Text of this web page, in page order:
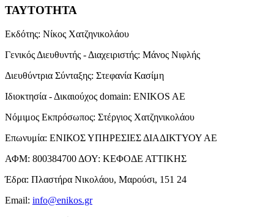
ΤΑΥΤΟΤΗΤΑ
Εκδότης: Νίκος Χατζηνικολάου
Γενικός Διευθυντής - Διαχειριστής: Μάνος Νιφλής
Διευθύντρια Σύνταξης: Στεφανία Κασίμη
Ιδιοκτησία - Δικαιούχος domain: ENIKOS AE
Νόμιμος Εκπρόσωπος: Στέργιος Χατζηνικολάου
Επωνυμία: ΕΝΙΚΟΣ ΥΠΗΡΕΣΙΕΣ ΔΙΑΔΙΚΤΥΟΥ ΑΕ
ΑΦΜ: 800384700 ΔΟΥ: ΚΕΦΟΔΕ ΑΤΤΙΚΗΣ
Έδρα: Πλαστήρα Νικολάου, Μαρούσι, 151 24
Email: info@enikos.gr